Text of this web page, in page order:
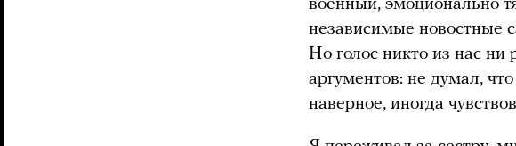
военный, эмоционально
независимые новостные
Но голос никто из нас ни
аргументов: не думал,
наверное, иногда